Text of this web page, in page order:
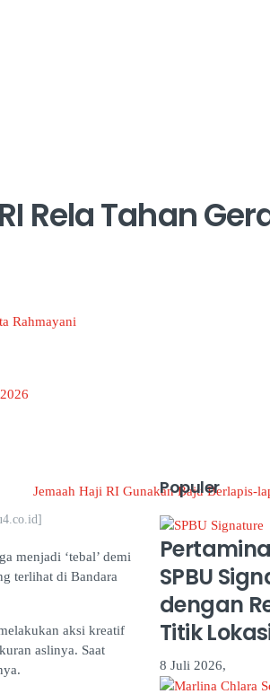
Rela Tahan
Rahmayani
menjadi ‘tebal’ demi
terlihat di Bandara
aksi kreatif
aslinya. Saat
Populer
SPBU
dengan
Titik
8 Juli 2026,